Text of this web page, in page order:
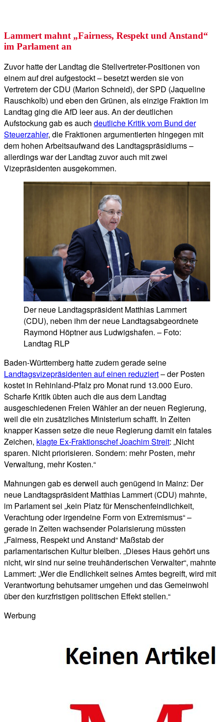
Lammert mahnt „Fairness, Respekt und Anstand“
im Parlament an
Zuvor hatte der Landtag die Stellvertreter-Positionen von
einem auf drei aufgestockt – besetzt werden sie von
Vertretern der CDU (Marion Schneid), der SPD (Jaqueline
Rauschkolb) und eben den Grünen, als einzige Fraktion im
Landtag ging die AfD leer aus. An der deutlichen
Aufstockung gab es auch deutliche Kritik vom Bund der
Steuerzahler, die Fraktionen argumentierten hingegen mit
dem hohen Arbeitsaufwand des Landtagspräsidiums –
allerdings war der Landtag zuvor auch mit zwei
Vizepräsidenten ausgekommen.
Der neue Landtagspräsident Matthias Lammert
(CDU), neben ihm der neue Landtagsabgeordnete
Raymond Höptner aus Ludwigshafen. – Foto:
Landtag RLP
Baden-Württemberg hatte zudem gerade seine
Landtagsvizepräsidenten auf einen reduziert– der Posten
kostet in Rehinland-Pfalz pro Monat rund 13.000 Euro.
Scharfe Kritik übten auch die aus dem Landtag
ausgeschiedenen Freien Wähler an der neuen Regierung,
weil die ein zusätzliches Ministerium schafft. In Zeiten
knapper Kassen setze die neue Regierung damit ein fatales
Zeichen, klagte Ex-Fraktionschef Joachim Streit: „Nicht
sparen. Nicht priorisieren. Sondern: mehr Posten, mehr
Verwaltung, mehr Kosten.“
Mahnungen gab es derweil auch genügend in Mainz: Der
neue Landtagspräsident Matthias Lammert (CDU) mahnte,
im Parlament sei „kein Platz für Menschenfeindlichkeit,
Verachtung oder irgendeine Form von Extremismus“ –
gerade in Zeiten wachsender Polarisierung müssten
„Fairness, Respekt und Anstand“ Maßstab der
parlamentarischen Kultur bleiben. „Dieses Haus gehört uns
nicht, wir sind nur seine treuhänderischen Verwalter“, mahnte
Lammert: „Wer die Endlichkeit seines Amtes begreift, wird mit
Verantwortung behutsamer umgehen und das Gemeinwohl
über den kurzfristigen politischen Effekt stellen.“
Werbung